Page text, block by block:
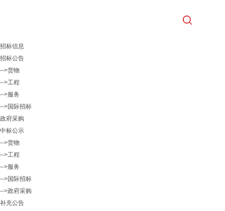
招标信息
招标公告
-->货物
-->工程
-->服务
-->国际招标
政府采购
中标公示
-->货物
-->工程
-->服务
-->国际招标
-->政府采购
补充公告